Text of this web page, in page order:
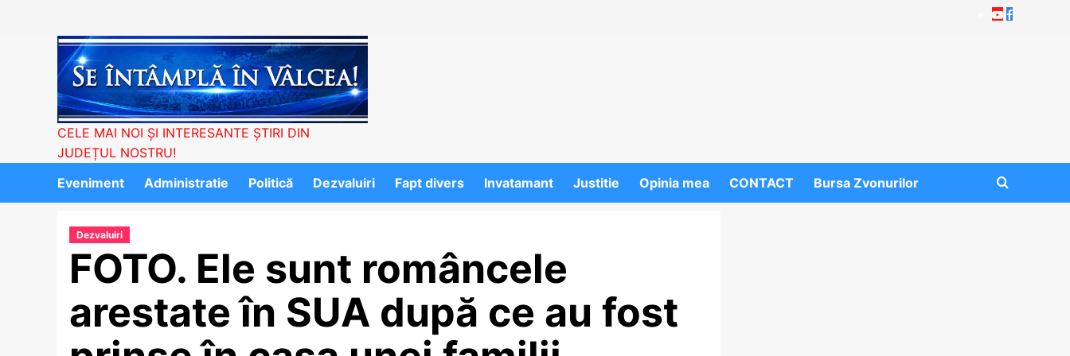
Youtube
Facebook
CELE MAI NOI ȘI INTERESANTE ȘTIRI DIN
JUDEȚUL NOSTRU!
Eveniment
Administratie Politică Dezvaluiri Fapt divers Invatamant Justitie Opinia mea CONTACT Bursa Zvonurilor
Dezvaluiri
FOTO. Ele sunt româncele
arestate în SUA după ce au fost